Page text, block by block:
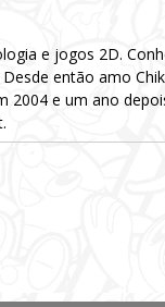
e jogos 2D.
então amo
2004 e um ano